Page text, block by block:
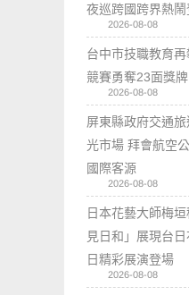
夜巡跨國跨界熱鬧
2026-08-08
台中市技職教育
競賽勇奪23面獎
2026-08-08
屏東縣政府交通
光市場 拜會航空
國際客源
2026-08-08
日本花藝大師梅
見日和」展現台
日精彩展演登場
2026-08-08